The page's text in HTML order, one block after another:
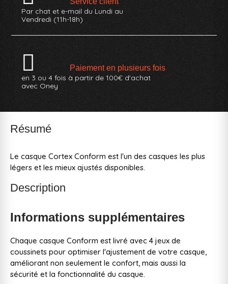
Par chat et e-mail du Lundi au
Vendredi (11h-18h)
Paiement en plusieurs fois
en 3 ou 4 fois à partir de 100€ d'achat
avec Oney
Résumé
Le casque Cortex Conform est l'un des casques les plus
légers et les mieux ajustés disponibles.
Description
Informations supplémentaires
Chaque casque Conform est livré avec 4 jeux de
coussinets pour optimiser l'ajustement de votre casque,
améliorant non seulement le confort, mais aussi la
sécurité et la fonctionnalité du casque.